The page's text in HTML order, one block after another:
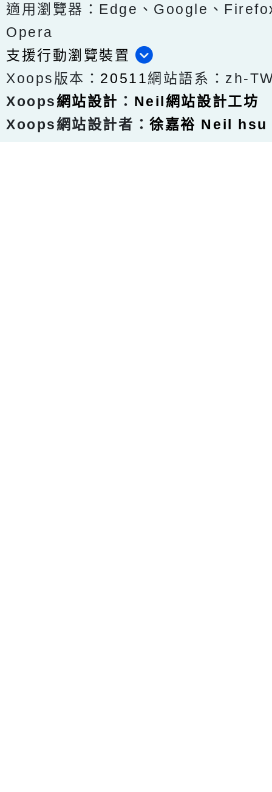
適用瀏覽器：Edge、Google、
Opera
支援行動瀏覽裝置
Xoops版本： 20511網站語系：zh-
Xoops網站設計 ： Neil網站設計工坊
Xoops網站設計者：徐嘉裕 Neil hsu